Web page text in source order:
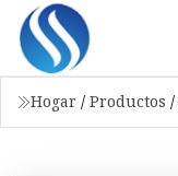
Hogar / Productos /